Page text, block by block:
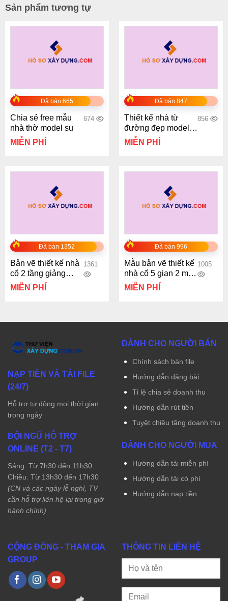
Sản phẩm tương tự
Đã bán 665
Chia sẻ free mẫu
nhà thờ model su
674
MIỄN PHÍ
Đã bán 847
Thiết kế nhà từ
đường đẹp model
su 6x7m
856
MIỄN PHÍ
Đã bán 1352
Bản vẽ thiết kế nhà
cổ 2 tầng giảng
đường thiền viện
1361
MIỄN PHÍ
Đã bán 996
Mẫu bản vẽ thiết kế
nhà cổ 5 gian 2 mái
15x25m
1005
MIỄN PHÍ
NẠP TIỀN VÀ TẢI FILE
(24/7)
Hỗ trợ tự động mọi thời gian
trong ngày
ĐỘI NGŨ HỖ TRỢ
ONLINE (T2 - T7)
Sáng: Từ 7h30 đến 11h30
Chiều: Từ 13h30 đến 17h30
(CN và các ngày lễ nghỉ, TV
cần hỗ trợ liên hệ lại trong giờ
hành chính)
DÀNH CHO NGƯỜI BÁN
Chính sách bán file
Hướng dẫn đăng bài
Tỉ lệ chia sẻ doanh thu
Hướng dẫn rút tiền
Tuyệt chiêu tăng doanh thu
DÀNH CHO NGƯỜI MUA
Hướng dẫn tải miễn phí
Hướng dẫn tải có phí
Hướng dẫn nạp tiền
CỘNG ĐỒNG - THAM GIA
GROUP
THÔNG TIN LIÊN HỆ